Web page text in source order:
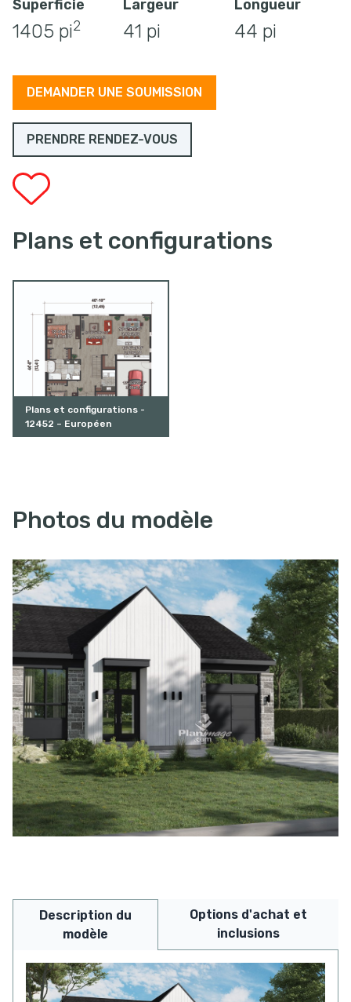
Superficie
1405 pi2
Largeur
41 pi
Longueur
44 pi
DEMANDER UNE SOUMISSION
PRENDRE RENDEZ-VOUS
Plans et configurations
Plans et configurations -
12452 – Européen
Photos du modèle
Description du
modèle
Options d'achat et
inclusions